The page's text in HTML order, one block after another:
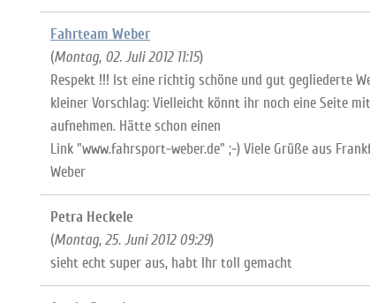
Fahrteam Weber
(Montag, 02. Juli 2012 11:15)
Respekt !!! Ist eine richtig schöne und gut gegliederte
kleiner Vorschlag: Vielleicht könnt ihr noch eine Seite
aufnehmen. Hätte schon einen
Link "www.fahrsport-weber.de" ;-) Viele Grüße aus
Weber
Petra Heckele
(Montag, 25. Juni 2012 09:29)
sieht echt super aus, habt Ihr toll gemacht